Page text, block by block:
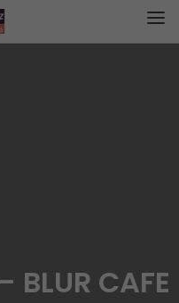
BLUR CAFE – بلور كافيه